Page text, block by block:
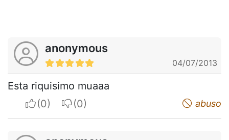
anonymous
04/07/2013
Esta riquisimo muaaa
I apreciateI do not appreciate abuso